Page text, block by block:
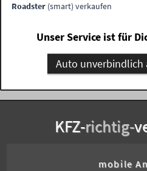
Roadster (smart) verkaufen
Unser Service ist für
Auto unverbindlich
KFZ-richtig-
mobile